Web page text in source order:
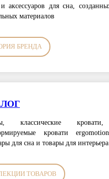
аксессуаров для сна,
материалов
БРЕНДА
классические кровати,
кровати
для сна и товары для интерьера
ТОВАРОВ